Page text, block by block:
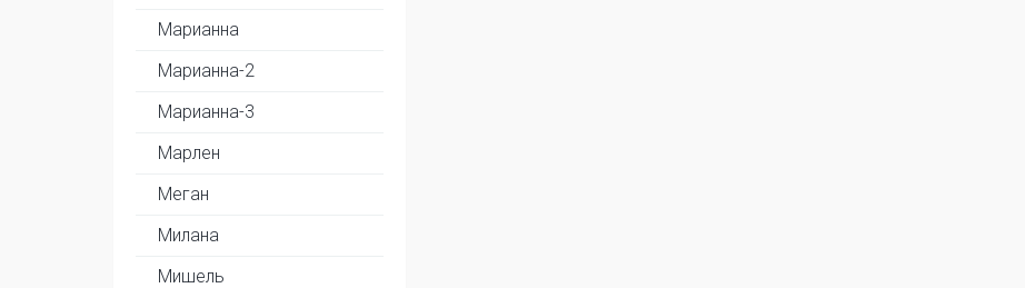
Марианна
Марианна-2
Марианна-3
Марлен
Меган
Милана
Мишель